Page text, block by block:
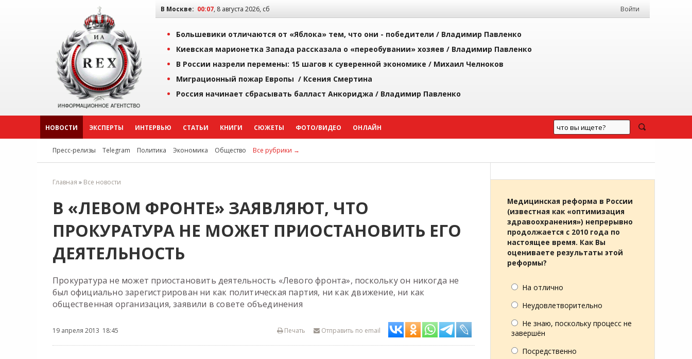
В Москве: 00:07, 8 августа 2026, сб Войти
Большевики отличаются от «Яблока» тем, что они - победители / Владимир Павленко
Киевская марионетка Запада рассказала о «переобувании» хозяев / Владимир Павленко
В России назрели перемены: 15 шагов к суверенной экономике / Михаил Челноков
Миграционный пожар Европы / Ксения Смертина
Россия начинает сбрасывать балласт Анкориджа / Владимир Павленко
НОВОСТИ ЭКСПЕРТЫ ИНТЕРВЬЮ СТАТЬИ КНИГИ СЮЖЕТЫ ФОТО/ВИДЕО ОНЛАЙН
Пресс-релизы Telegram Политика Экономика Общество Все рубрики →
Главная » Все новости
В «ЛЕВОМ ФРОНТЕ» ЗАЯВЛЯЮТ, ЧТО
ПРОКУРАТУРА НЕ МОЖЕТ ПРИОСТАНОВИТЬ ЕГО
ДЕЯТЕЛЬНОСТЬ
Прокуратура не может приостановить деятельность «Левого фронта», поскольку он никогда не
был официально зарегистрирован ни как политическая партия, ни как движение, ни как
общественная организация, заявили в совете объединения
19 апреля 2013 18:45 Отправить по email
Печать
Медицинская реформа в России
(известная как «оптимизация
здравоохранения») непрерывно
продолжается с 2010 года по
настоящее время. Как Вы
оцениваете результаты этой
реформы?
На отлично
Неудовлетворительно
Не знаю, поскольку процесс не
завершён
Посредственно